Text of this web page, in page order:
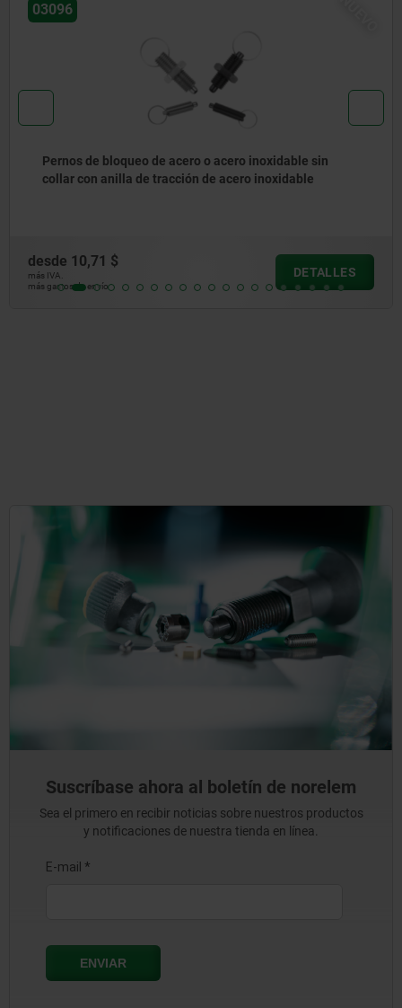
03095
Pernos de bloqueo neumáticos de acero o acero
inoxidable
desde 143,37 $
más IVA.
más gastos de envío
DETALLES
Suscríbase ahora al boletín de norelem
Sea el primero en recibir noticias sobre nuestros productos
y notificaciones de nuestra tienda en línea.